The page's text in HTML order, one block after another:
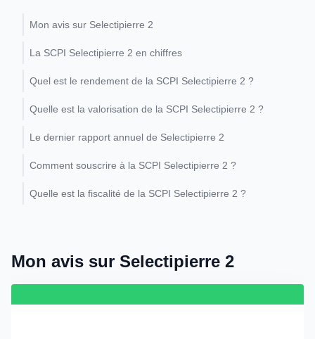
Mon avis sur Selectipierre 2
La SCPI Selectipierre 2 en chiffres
Quel est le rendement de la SCPI Selectipierre 2 ?
Quelle est la valorisation de la SCPI Selectipierre 2 ?
Le dernier rapport annuel de Selectipierre 2
Comment souscrire à la SCPI Selectipierre 2 ?
Quelle est la fiscalité de la SCPI Selectipierre 2 ?
Mon avis sur Selectipierre 2